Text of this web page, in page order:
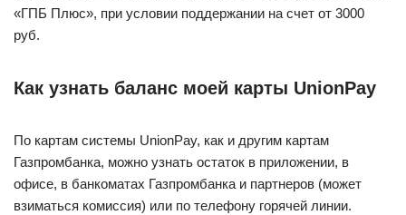
«ГПБ Плюс», при условии поддержании на счет от 3000
руб.
Как узнать баланс моей карты UnionPay
По картам системы UnionPay, как и другим картам
Газпромбанка, можно узнать остаток в приложении, в
офисе, в банкоматах Газпромбанка и партнеров (может
взиматься комиссия) или по телефону горячей линии.